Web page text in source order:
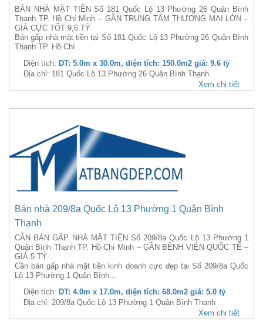
BÁN NHÀ MẶT TIỀN Số 181 Quốc Lộ 13 Phường 26 Quận Bình
Thạnh TP. Hồ Chí Minh – GẦN TRUNG TÂM THƯƠNG MẠI LỚN –
GIÁ CỰC TỐT 9,6 TỶ
Bán gấp nhà mặt tiền tại Số 181 Quốc Lộ 13 Phường 26 Quận Bình
Thạnh TP. Hồ Chí...
Diện tích: DT: 5.0m x 30.0m, diện tích: 150.0m2 giá: 9.6 tỷ
Địa chỉ: 181 Quốc Lộ 13 Phường 26 Quận Bình Thạnh
Xem chi tiết
Bán nhà 209/8a Quốc Lộ 13 Phường 1 Quận Bình
Thạnh
CẦN BÁN GẤP NHÀ MẶT TIỀN Số 209/8a Quốc Lộ 13 Phường 1
Quận Bình Thạnh TP. Hồ Chí Minh – GẦN BỆNH VIỆN QUỐC TẾ –
GIÁ 5 TỶ
Cần bán gấp nhà mặt tiền kinh doanh cực đẹp tại Số 209/8a Quốc
Lộ 13 Phường 1 Quận Bình...
Diện tích: DT: 4.0m x 17.0m, diện tích: 68.0m2 giá: 5.0 tỷ
Địa chỉ: 209/8a Quốc Lộ 13 Phường 1 Quận Bình Thạnh
Xem chi tiết